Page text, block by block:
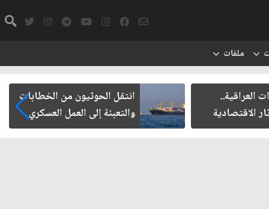
ملفات
العراقية..
الاقتصادية
انتقل الحوثيون من الخطابات
والتعبئة إلى العمل العسكري